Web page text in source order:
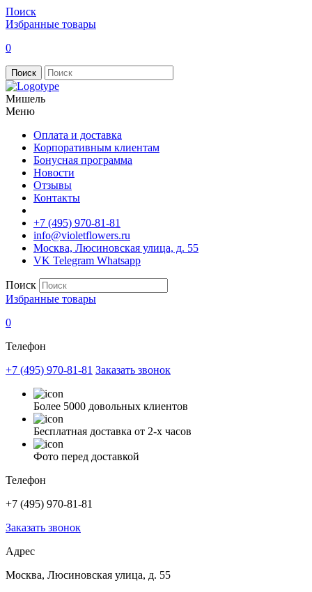
Поиск
Избранные товары
0
Поиск
Мишель
Меню
Оплата и доставка
Корпоративным клиентам
Бонусная программа
Новости
Отзывы
Контакты
+7 (495) 970-81-81
info@violetflowers.ru
Москва, Люсиновская улица, д. 55
VK Telegram Whatsapp
Поиск
Избранные товары
0
Телефон
+7 (495) 970-81-81 Заказать звонок
Более 5000 довольных клиентов
Бесплатная доставка от 2-х часов
Фото перед доставкой
Телефон
+7 (495) 970-81-81
Заказать звонок
Адрес
Москва, Люсиновская улица, д. 55